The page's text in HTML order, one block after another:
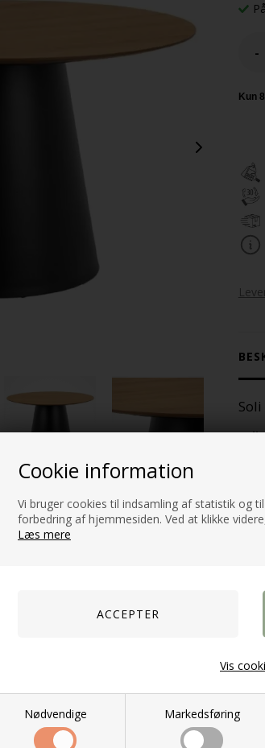
Cookie information
Vi bruger cookies til indsamling af statistik og
forbedring af hjemmesiden. Ved at klikke
Læs mere
Nødvendige Markedsføring
Vis
-
Soli
Soli